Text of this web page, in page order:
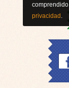
privacidad